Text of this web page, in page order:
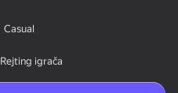
Casual
Rejting igrača